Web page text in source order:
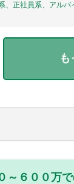
、正社員系、アルバ
６００万